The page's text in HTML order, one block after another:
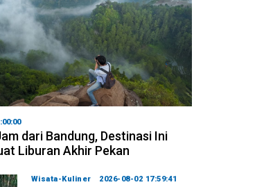
dari Bandung, Destinasi Ini
Liburan Akhir Pekan
Wisata-Kuliner 2026-08-02 17:59:41